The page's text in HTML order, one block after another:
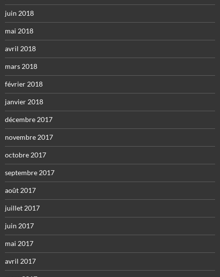
juin 2018
mai 2018
avril 2018
mars 2018
février 2018
janvier 2018
décembre 2017
novembre 2017
octobre 2017
septembre 2017
août 2017
juillet 2017
juin 2017
mai 2017
avril 2017